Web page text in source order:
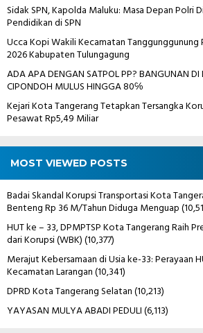
Sidak SPN, Kapolda Maluku: Masa Depan Polri
Pendidikan di SPN
Ucca Kopi Wakili Kecamatan Tanggunggunung
2026 Kabupaten Tulungagung
ADA APA DENGAN SATPOL PP? BANGUNAN DI
CIPONDOH MULUS HINGGA 80℅
Kejari Kota Tangerang Tetapkan Tersangka
Pesawat Rp5,49 Miliar
MOST VIEWED POSTS
Badai Skandal Korupsi Transportasi Kota
Benteng Rp 36 M/Tahun Diduga Menguap
HUT ke – 33, DPMPTSP Kota Tangerang Raih
dari Korupsi (WBK)(10,377)
Merajut Kebersamaan di Usia ke-33: Perayaan
Kecamatan Larangan(10,341)
DPRD Kota Tangerang Selatan(10,213)
YAYASAN MULYA ABADI PEDULI(6,113)